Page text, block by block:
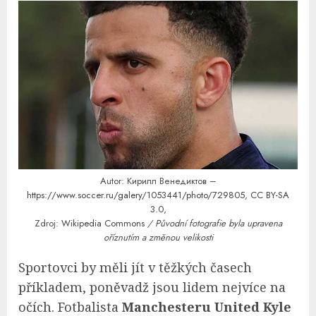
Autor: Кирилл Венедиктов –
https://www.soccer.ru/galery/1053441/photo/729805, CC BY-SA
3.0,
Zdroj: Wikipedia Commons / Původní fotografie byla upravena
oříznutím a změnou velikosti
Sportovci by měli jít v těžkých časech
příkladem, poněvadž jsou lidem nejvíce na
očích. Fotbalista Manchesteru United Kyle